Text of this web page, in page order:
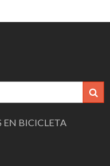
EN BICICLETA